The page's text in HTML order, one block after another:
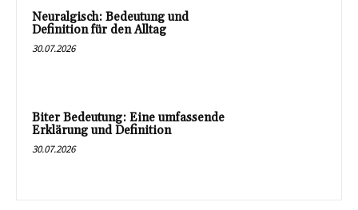
Neuralgisch: Bedeutung und
Definition für den Alltag
30.07.2026
Biter Bedeutung: Eine umfassende
Erklärung und Definition
30.07.2026